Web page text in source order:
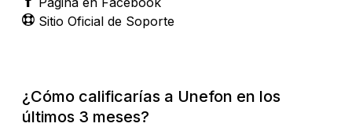
Sitio Oficial de Soporte
¿Cómo calificarías a Unefon en los
últimos 3 meses?